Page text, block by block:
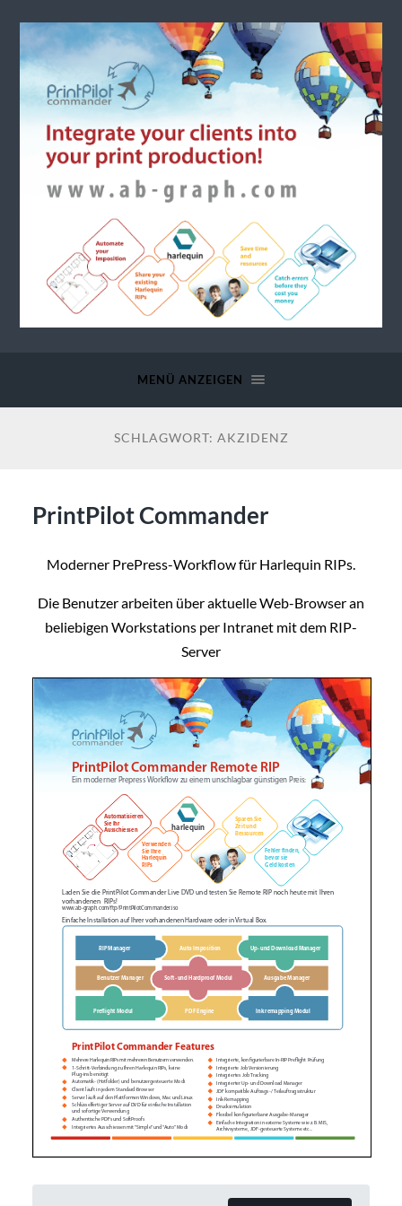
MENÜ ANZEIGEN
SCHLAGWORT: AKZIDENZ
PrintPilot Commander
Moderner PrePress-Workflow für Harlequin RIPs.
Die Benutzer arbeiten über aktuelle Web-Browser an
beliebigen Workstations per Intranet mit dem RIP-
Server